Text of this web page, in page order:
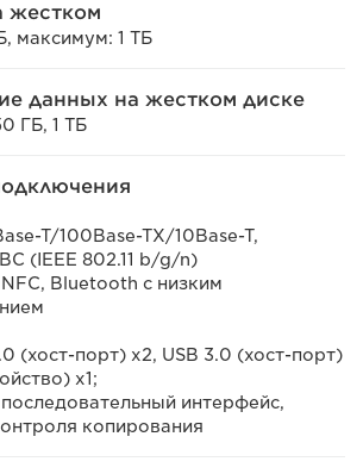
жестком
максимум: 1 ТБ
данных на жестком диске
ГБ, 1 ТБ
T/100Base-TX/10Base-T,
(IEEE 802.11 b/g/n)
Bluetooth с низким
(хост-порт) x2, USB 3.0 (хост-порт)
x1;
интерфейс,
копирования